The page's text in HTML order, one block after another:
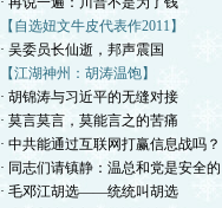
【自选妞文牛皮代表作2011】
· 吴委员长仙逝，邦声震国
【江湖神州：胡涛温饱】
· 胡锦涛与习近平的无缝对接
· 莫言莫言，莫能言之的苦痛
· 中共能通过互联网打赢信息战吗？
· 同志们请镇静：温总和党是安全的
· 毛邓江胡选——统统叫胡选